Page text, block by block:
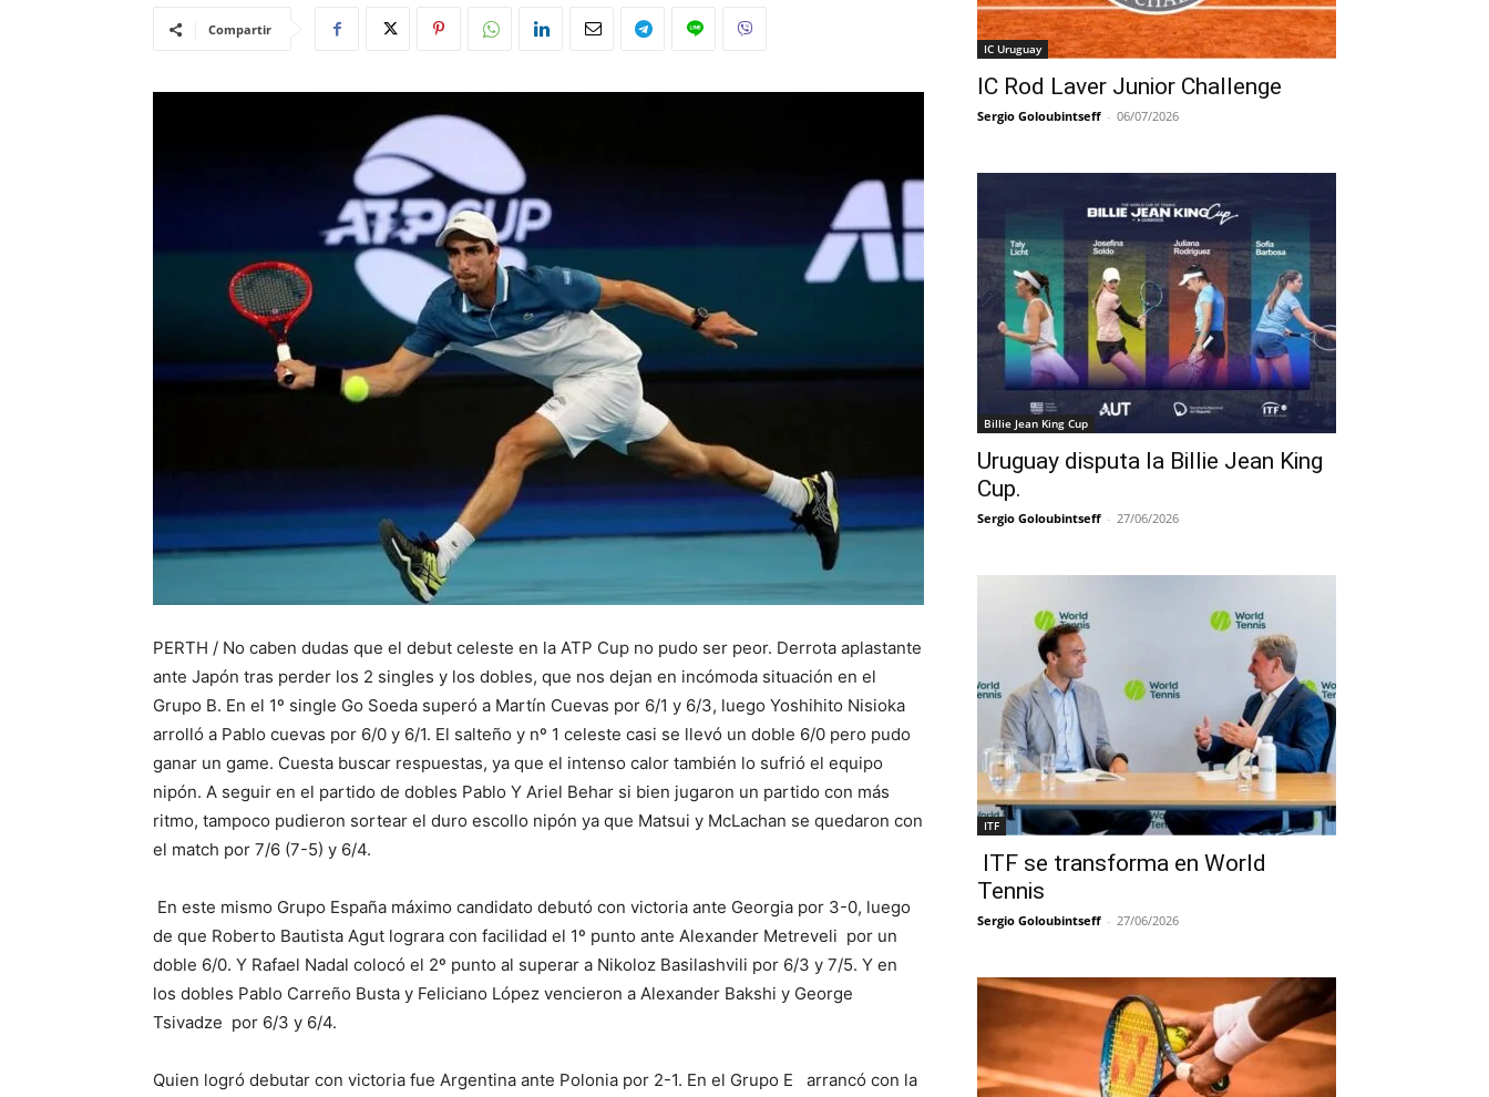
Compartir
PERTH / No caben dudas que el debut celeste en la ATP Cup no pudo ser peor. Derrota aplastante
ante Japón tras perder los 2 singles y los dobles, que nos dejan en incómoda situación en el
Grupo B. En el 1º single Go Soeda superó a Martín Cuevas por 6/1 y 6/3, luego Yoshihito Nisioka
arrolló a Pablo cuevas por 6/0 y 6/1. El salteño y nº 1 celeste casi se llevó un doble 6/0 pero pudo
ganar un game. Cuesta buscar respuestas, ya que el intenso calor también lo sufrió el equipo
nipón. A seguir en el partido de dobles Pablo Y Ariel Behar si bien jugaron un partido con más
ritmo, tampoco pudieron sortear el duro escollo nipón ya que Matsui y McLachan se quedaron con
el match por 7/6 (7-5) y 6/4.
En este mismo Grupo España máximo candidato debutó con victoria ante Georgia por 3-0, luego
de que Roberto Bautista Agut lograra con facilidad el 1º punto ante Alexander Metreveli por un
doble 6/0. Y Rafael Nadal colocó el 2º punto al superar a Nikoloz Basilashvili por 6/3 y 7/5. Y en
los dobles Pablo Carreño Busta y Feliciano López vencieron a Alexander Bakshi y George
Tsivadze por 6/3 y 6/4.
Quien logró debutar con victoria fue Argentina ante Polonia por 2-1. En el Grupo E arrancó con la
IC Uruguay
IC Rod Laver Junior Challenge
Sergio Goloubintseff - 06/07/2026
Billie Jean King Cup
Uruguay disputa la Billie Jean King
Cup.
Sergio Goloubintseff - 27/06/2026
ITF
ITF se transforma en World
Tennis
Sergio Goloubintseff - 27/06/2026